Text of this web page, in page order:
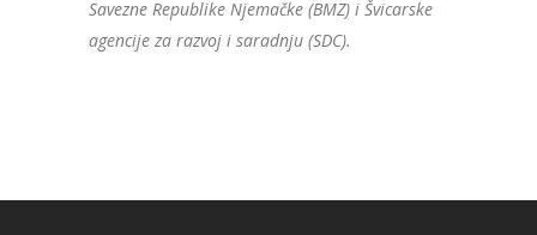
Savezne Republike Njemačke (BMZ) i Švicarske
agencije za razvoj i saradnju (SDC).